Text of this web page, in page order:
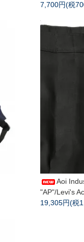
7,700円(税
Aoi
"AP"/Levi's
19,305円(税